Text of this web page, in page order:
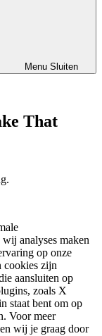
Menu Sluiten
That
analyses maken
op onze
cookies zijn
aansluiten op
zoals X
staat bent om op
Voor meer
wij je graag door